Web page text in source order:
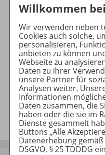
Zugehörige
Willkommen
Wir verwenden neben
Cookies auch solche,
personalisieren,
anbieten zu können
Webseite zu
Daten zu ihrer
unsere Partner für
Analysen weiter.
Informationen
Daten zusammen, die
haben oder die sie im
Dienste gesammelt
Buttons „Alle
Datenerhebung gemäß
DSGVO, § 25 TDDDG